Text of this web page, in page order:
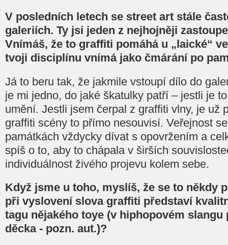
V posledních letech se street art stále
galeriích. Ty jsi jeden z nejhojněji
Vnímáš, že to graffiti pomáhá u „laické“
tvoji disciplínu vnímá jako čmárání po
Já to beru tak, že jakmile vstoupí dílo do
je mi jedno, do jaké škatulky patří – jestli je
umění. Jestli jsem čerpal z graffiti vlny, je už
graffiti scény to přímo nesouvisí. Veřejnost
památkách vždycky dívat s opovržením a
spíš o to, aby to chápala v širších
individuálnost živého projevu kolem sebe.
Když jsme u toho, myslíš, že se to někdy
při vyslovení slova graffiti představí
tagu nějakého toye (v hiphopovém
děcka - pozn. aut.)?